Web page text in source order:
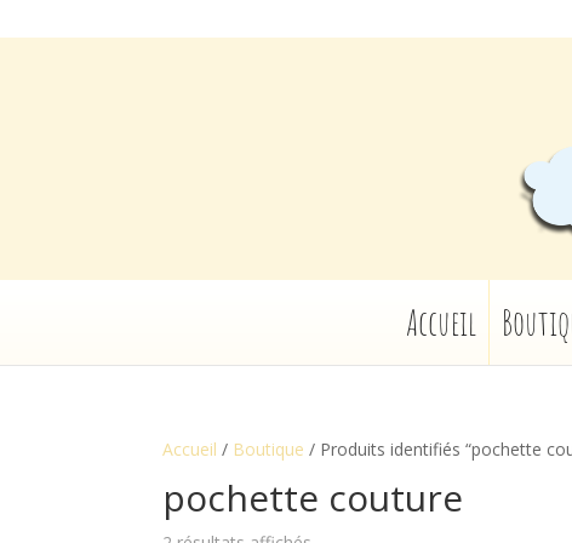
Accueil
Accueil / Boutique / Produits identifiés “pochette
pochette couture